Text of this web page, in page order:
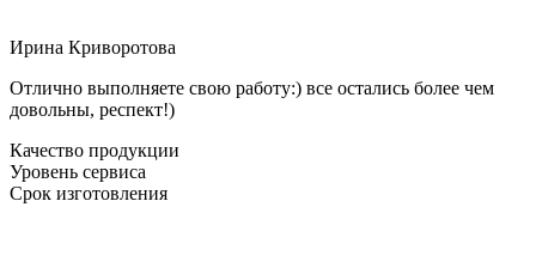
Ирина Криворотова
Отлично выполняете свою работу:) все остались более чем
довольны, респект!)
Качество продукции
Уровень сервиса
Срок изготовления